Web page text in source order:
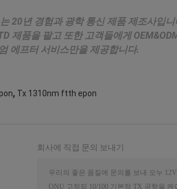
20년 경험과 광학 통신 제품 제조사입니
제품을 팔고 또한 고객들에게
에프터 서비스만을 제공합니다.
, Tx 1310nm ftth epon
회사에 직접 문의 보내기